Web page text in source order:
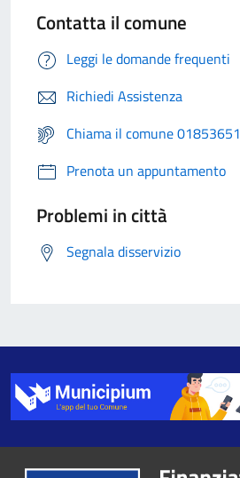
Contatta il comune
Leggi le domande frequenti
Richiedi Assistenza
Chiama il comune 01853651
Prenota un appuntamento
Problemi in città
Segnala disservizio